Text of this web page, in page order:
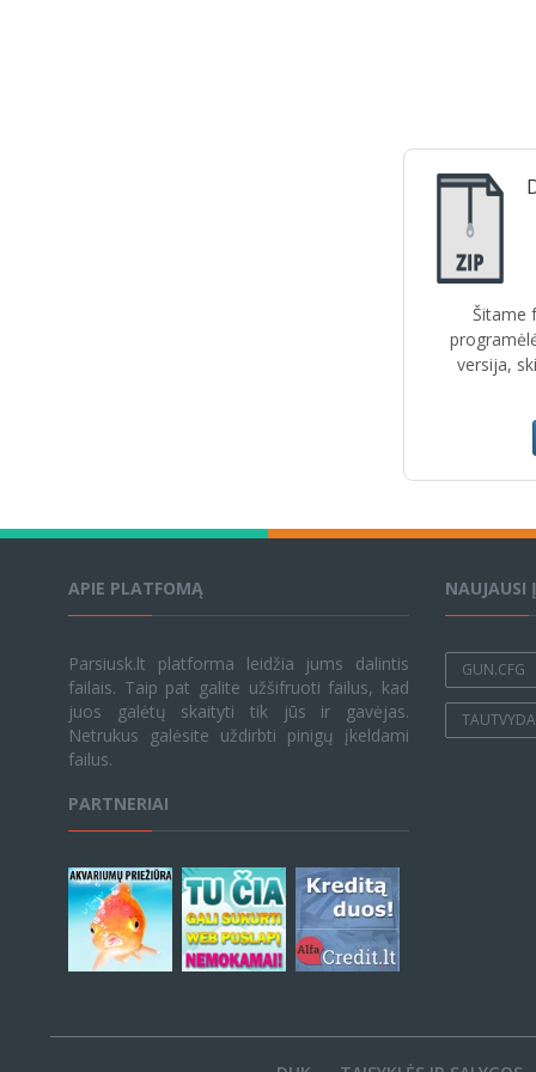
Šitame
versija,
APIE PLATFOMĄ
Parsiusk.lt platforma leidžia jums dalintis
failais. Taip pat galite užšifruoti failus, kad
juos galėtų skaityti tik jūs ir gavėjas.
Netrukus galėsite uždirbti pinigų įkeldami
failus.
PARTNERIAI
NAUJAUSI
GUN.CFG